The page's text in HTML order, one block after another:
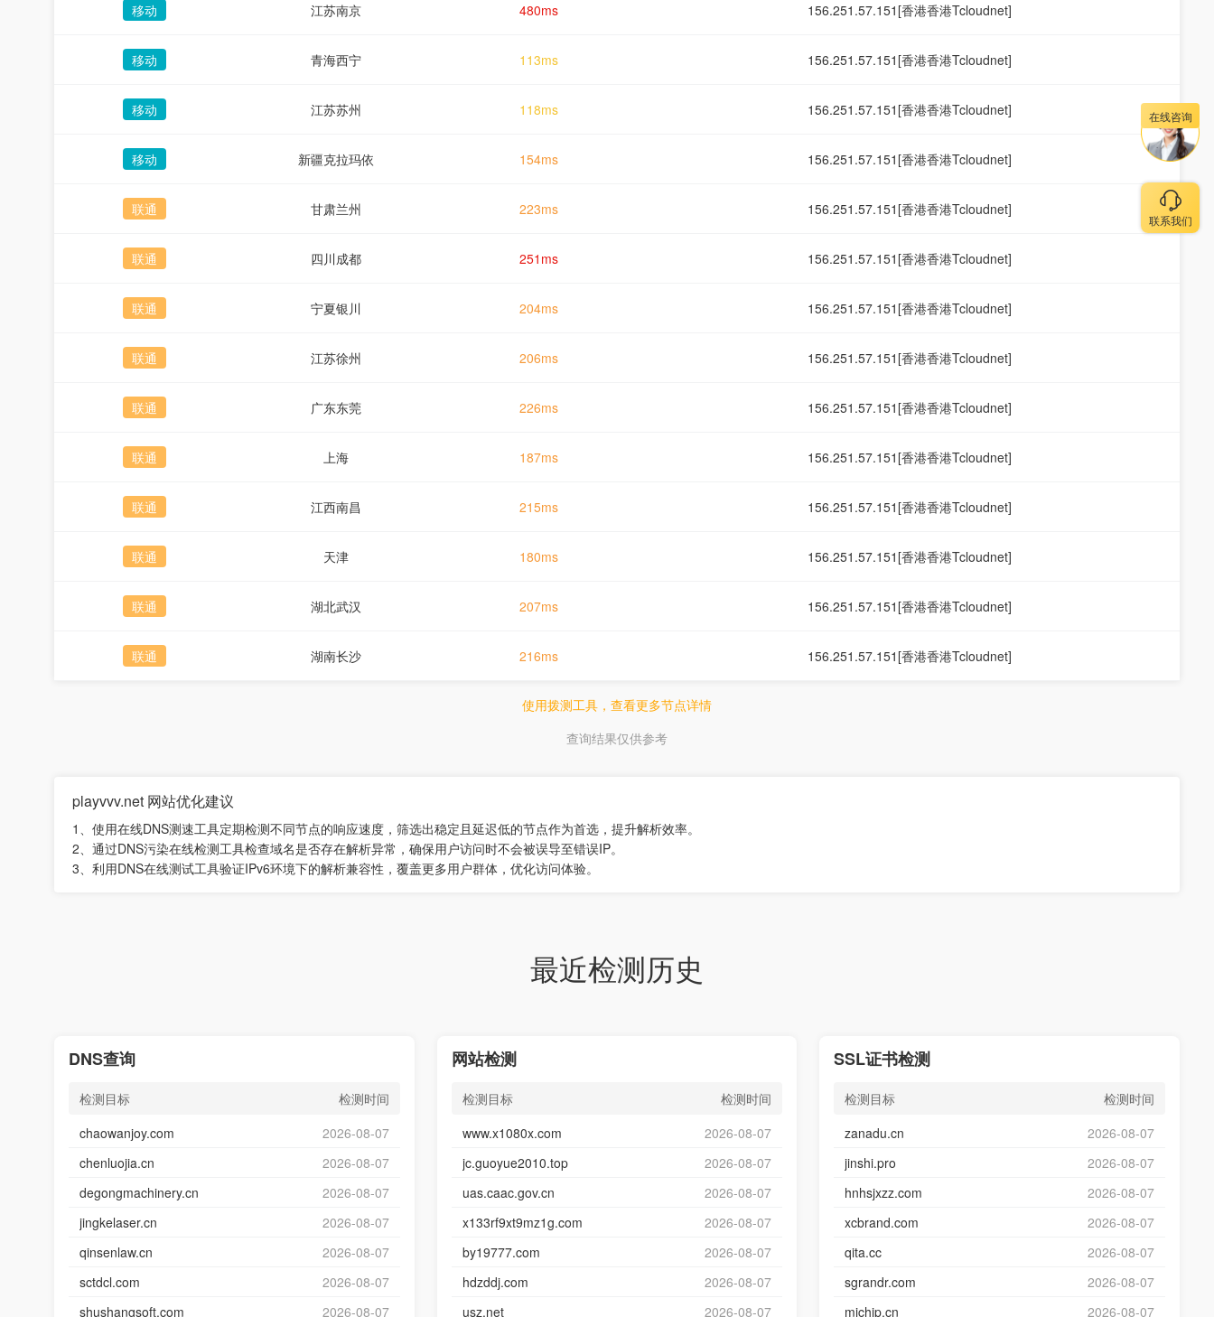
移动 江苏南京 480ms 156.251.57.151[香港香港Tcloudnet]
移动 青海西宁 113ms 156.251.57.151[香港香港Tcloudnet]
移动 江苏苏州 118ms 156.251.57.151[香港香港Tcloudnet]
移动 新疆克拉玛依 154ms 156.251.57.151[香港香港Tcloudnet]
联通 甘肃兰州 223ms 156.251.57.151[香港香港Tcloudnet]
联通 四川成都 251ms 156.251.57.151[香港香港Tcloudnet]
联通 宁夏银川 204ms 156.251.57.151[香港香港Tcloudnet]
联通 江苏徐州 206ms 156.251.57.151[香港香港Tcloudnet]
联通 广东东莞 226ms 156.251.57.151[香港香港Tcloudnet]
联通 上海 187ms 156.251.57.151[香港香港Tcloudnet]
联通 江西南昌 215ms 156.251.57.151[香港香港Tcloudnet]
联通 天津 180ms 156.251.57.151[香港香港Tcloudnet]
联通 湖北武汉 207ms 156.251.57.151[香港香港Tcloudnet]
联通 湖南长沙 216ms 156.251.57.151[香港香港Tcloudnet]
使用拨测工具，查看更多节点详情
查询结果仅供参考
playvvv.net 网站优化建议
1、使用在线DNS测速工具定期检测不同节点的响应速度，筛选出稳定且延迟低的节点作为首选，提升解析效率。
2、通过DNS污染在线检测工具检查域名是否存在解析异常，确保用户访问时不会被误导至错误IP。
3、利用DNS在线测试工具验证IPv6环境下的解析兼容性，覆盖更多用户群体，优化访问体验。
最近检测历史
DNS查询
检测目标
检测时间
chaowanjoy.com
2026-08-07
chenluojia.cn
2026-08-07
degongmachinery.cn
2026-08-07
jingkelaser.cn
2026-08-07
qinsenlaw.cn
2026-08-07
sctdcl.com
2026-08-07
shushangsoft.com
2026-08-07
网站检测
检测目标
检测时间
www.x1080x.com
2026-08-07
jc.guoyue2010.top
2026-08-07
uas.caac.gov.cn
2026-08-07
x133rf9xt9mz1g.com
2026-08-07
by19777.com
2026-08-07
hdzddj.com
2026-08-07
usz.net
2026-08-07
SSL证书检测
检测目标
检测时间
zanadu.cn
2026-08-07
jinshi.pro
2026-08-07
hnhsjxzz.com
2026-08-07
xcbrand.com
2026-08-07
qita.cc
2026-08-07
sgrandr.com
2026-08-07
michip.cn
2026-08-07
在线咨询
联系我们